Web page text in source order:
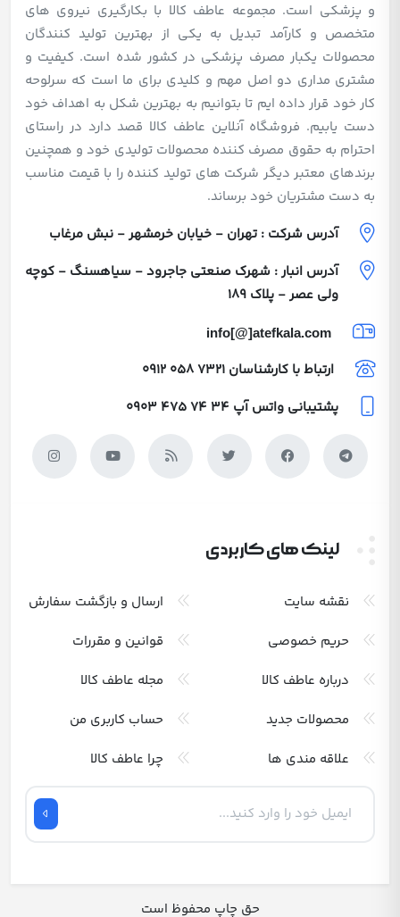
و پزشکی است. مجموعه عاطف کالا با بکارگیری نیروی های
متخصص و کارآمد تبدیل به یکی از بهترین تولید کنندگان
محصولات یکبار مصرف پزشکی در کشور شده است. کیفیت و
مشتری مداری دو اصل مهم و کلیدی برای ما است که سرلوحه
کار خود قرار داده ایم تا بتوانیم به بهترین شکل به اهداف خود
دست یابیم. فروشگاه آنلاین عاطف کالا قصد دارد در راستای
احترام به حقوق مصرف کننده محصولات تولیدی خود و همچنین
برندهای معتبر دیگر شرکت های تولید کننده را با قیمت مناسب
به دست مشتریان خود برساند.
آدرس شرکت : تهران - خیابان خرمشهر - نبش مرغاب
آدرس انبار : شهرک صنعتی جاجرود - سیاهسنگ - کوچه
ولی عصر - پلاک 189
info[@]atefkala.com
ارتباط با کارشناسان 0912 058 7321
پشتیبانی واتس آپ 0903 475 74 34
لینک های کاربردی
نقشه سایت
ارسال و بازگشت سفارش
حریم خصوصی
قوانین و مقررات
درباره عاطف کالا
مجله عاطف کالا
محصولات جدید
حساب کاربری من
علاقه مندی ها
چرا عاطف کالا
حق چاپ محفوظ است